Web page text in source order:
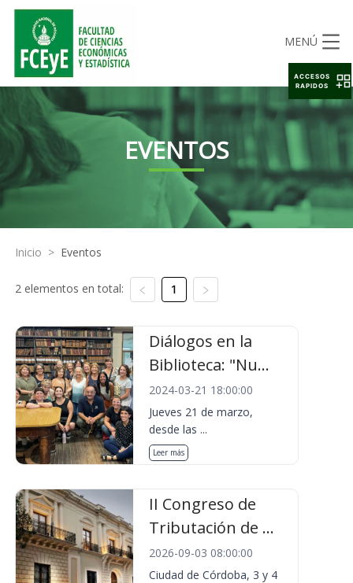
MENÚ
EVENTOS
Inicio > Eventos
2 elementos en total: 1
Diálogos en la
Biblioteca: "Nu...
2024-03-21 18:00:00
Jueves 21 de marzo,
desde las ...
Leer más
II Congreso de
Tributación de ...
2026-09-03 08:00:00
Ciudad de Córdoba, 3 y 4
ACCESOS
RAPIDOS